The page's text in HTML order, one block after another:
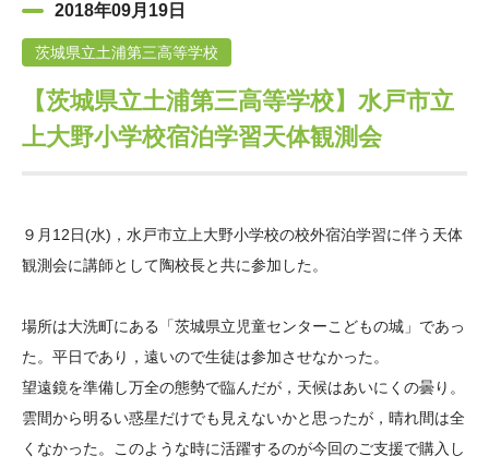
設立趣意書
沿革 40年史デジタルブック
中谷財団40年史
役員・評議員 公開情報
中谷財団事業紹介
神戸賞 長期大型研究助成
大学院生奨学金
国際学生交流プログラ
ム
科学教育振興助成・
次世代理系人材育成プ
ログラム助成
中谷財団動画紹介
その他情報
アクセス よくあるご質問
サイトマップ 中谷財団アーカイブ
日本語 English
2018年09月19日
茨城県立土浦第三高等学校
【茨城県立土浦第三高等学校】水戸市立
上大野小学校宿泊学習天体観測会
９月12日(水)，水戸市立上大野小学校の校外宿泊学習に伴う天体
観測会に講師として陶校長と共に参加した。
場所は大洗町にある「茨城県立児童センターこどもの城」であっ
た。平日であり，遠いので生徒は参加させなかった。
望遠鏡を準備し万全の態勢で臨んだが，天候はあいにくの曇り。
雲間から明るい惑星だけでも見えないかと思ったが，晴れ間は全
くなかった。このような時に活躍するのが今回のご支援で購入し